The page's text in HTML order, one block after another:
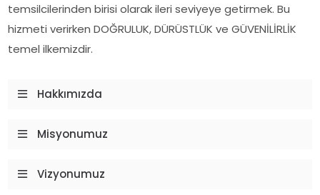
temsilcilerinden birisi olarak ileri seviyeye getirmek. Bu
hizmeti verirken DOĞRULUK, DÜRÜSTLÜK ve GÜVENİLİRLİK
temel ilkemizdir.
Hakkımızda
Misyonumuz
Vizyonumuz